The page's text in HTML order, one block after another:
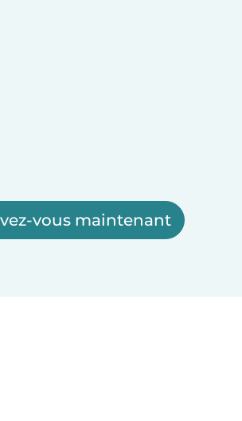
vous maintenant